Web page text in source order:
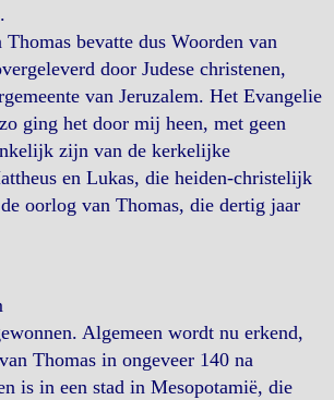
bevatte dus Woorden van
door Judese christenen,
van Jeruzalem. Het Evangelie
ging het door mij heen, met geen
zijn van de kerkelijke
en Lukas, die heiden-christelijk
oorlog van Thomas, die dertig jaar
Algemeen wordt nu erkend,
Thomas in ongeveer 140 na
is in een stad in Mesopotamië, die